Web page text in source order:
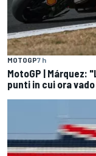
MOTOGP7 h
MotoGP | Márquez:
punti in cui ora